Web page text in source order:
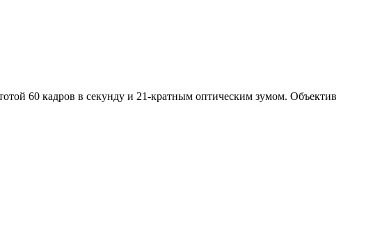
60 кадров в секунду и 21-кратным оптическим зумом. Объектив